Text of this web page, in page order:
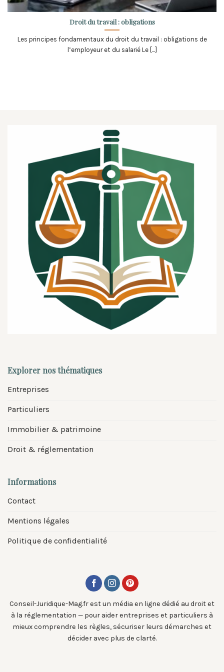
Droit du travail : obligations
Les principes fondamentaux du droit du travail : obligations de
l’employeur et du salarié Le [...]
Explorer nos thématiques
Entreprises
Particuliers
Immobilier & patrimoine
Droit & réglementation
Informations
Contact
Mentions légales
Politique de confidentialité
Conseil-Juridique-Mag.fr est un média en ligne dédié au droit et
à la réglementation — pour aider entreprises et particuliers à
mieux comprendre les règles, sécuriser leurs démarches et
décider avec plus de clarté.